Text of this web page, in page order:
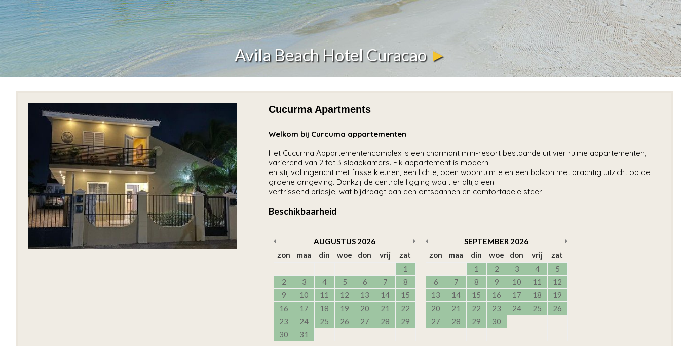
Avila Beach Hotel Curacao ►
Cucurma Apartments
Welkom bij Curcuma appartementen
Het Cucurma Appartementencomplex is een charmant mini-resort bestaande uit vier ruime appartementen,
variërend van 2 tot 3 slaapkamers. Elk appartement is modern
en stijlvol ingericht met frisse kleuren, een lichte, open woonruimte en een balkon met prachtig uitzicht op de
groene omgeving. Dankzij de centrale ligging waait er altijd een
verfrissend briesje, wat bijdraagt aan een ontspannen en comfortabele sfeer.
Beschikbaarheid
AUGUSTUS 2026
zon
maa din woe don vrij
zat
1
2
3 4 5 6 7
8
9
10 11 12 13 14
15
16
17 18 19 20 21
22
23
24 25 26 27 28
29
30
31
SEPTEMBER 2026
zon
maa din woe don vrij
zat
1
2 3 4
5
6
7 8 9 10 11
12
13
14 15 16 17 18
19
20
21 22 23 24 25
26
27
28 29 30